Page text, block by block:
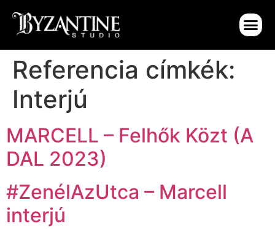
Referencia címkék:
Interjú
MARCELL – Felhők Közt (A
DAL 2023)
#ZenélAzUtca – Marcell
interjú